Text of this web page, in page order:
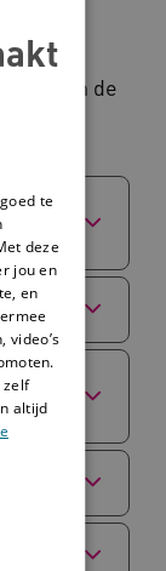
9
in de
te
deze
jou en
en
video’s
zelf
altijd